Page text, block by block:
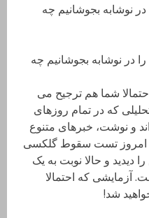
کنید: اگر یک آیفون 6 را در نوشابه بجوشانیم چه
شما هم ترجیح می
که در تمام روزهای
و نوشت، خبرهای متنوع
امروز تست سقوط گلکسی
6 اس پلاس را دیدید و حالا نوبت به یک
آزمایشی که احتمالا
شد!